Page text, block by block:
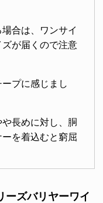
合は、ワンサイ
が届くので注意
プに感じまし
長めに対し、胴
を着込むと窮屈
ーズバリヤーワイ